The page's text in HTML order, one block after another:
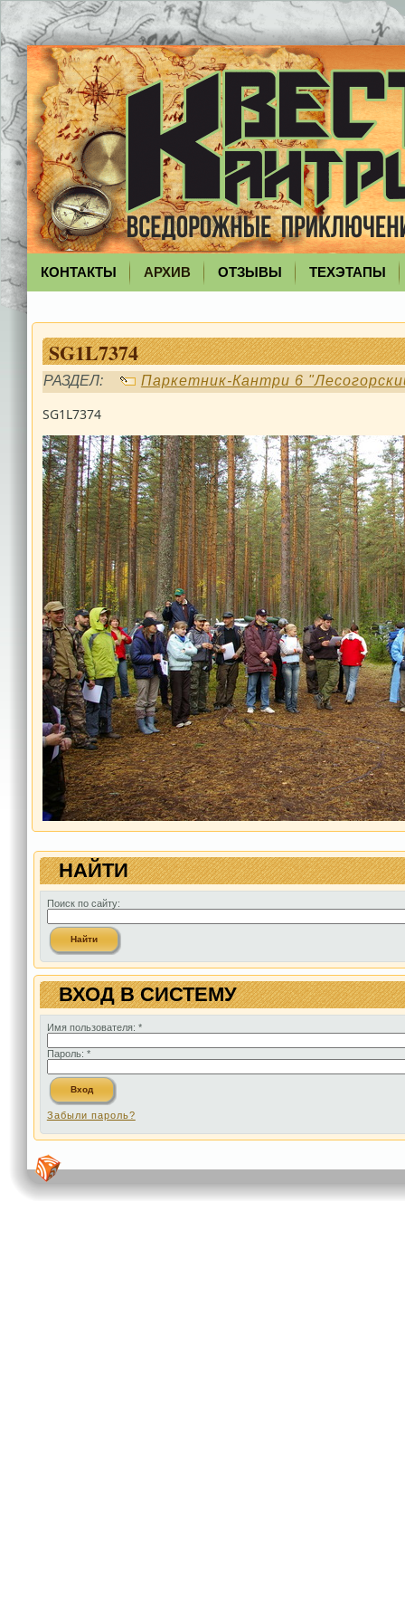
КОНТАКТЫ АРХИВ ОТЗЫВЫ ТЕХЭТАПЫ
SG1L7374
РАЗДЕЛ: Паркетник-Кантри 6
SG1L7374
НАЙТИ
Поиск по сайту:
ВХОД В СИСТЕМУ
Имя пользователя: *
Пароль: *
Забыли пароль?